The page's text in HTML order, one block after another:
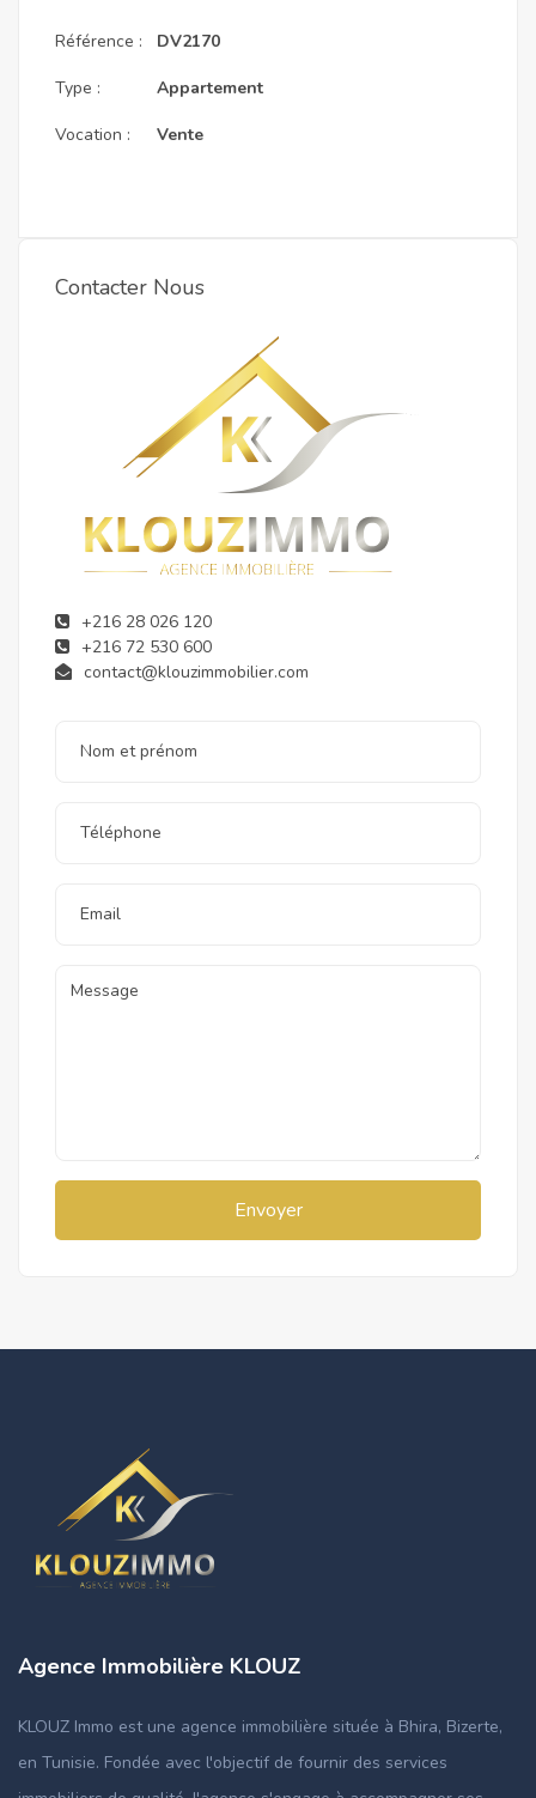
Référence :
Type :
Vocation :
DV2170
Appartement
Vente
Contacter Nous
+216 28 026 120
+216 72 530 600
contact@klouzimmobilier.com
Envoyer
Agence Immobilière KLOUZ
KLOUZ Immo est une agence immobilière située à Bhira, Bizerte,
en Tunisie. Fondée avec l'objectif de fournir des services